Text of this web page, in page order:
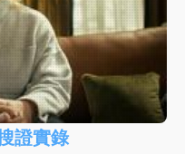
證實錄